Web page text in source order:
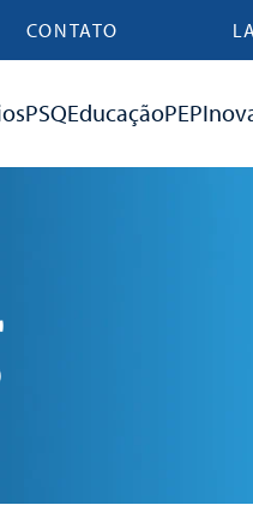
CONTATO
PSQEducaçãoPEP